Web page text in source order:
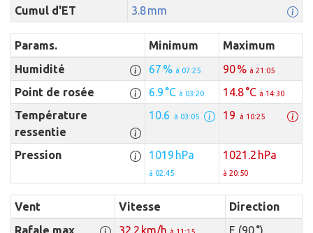
Cumul d'ET 3.8 mm
Params. Minimum
Maximum
Humidité
67 % à 07:25 90 % à 21:05
Point de rosée 6.9 °C à 03:20 14.8 °C à 14:30
Température
ressentie
10.6 à 03:05 19 à 10:25
Pression 1019 hPa
à 02:45
1021.2 hPa
à 20:50
Vent Vitesse
Direction
Rafale max
32.2 km/h E (90 °)